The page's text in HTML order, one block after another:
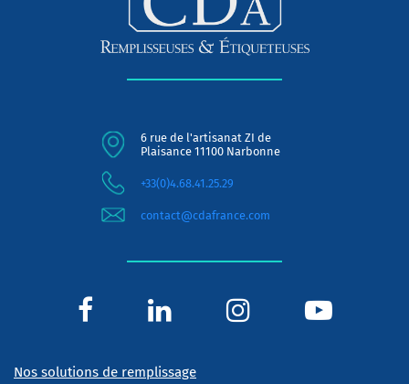
6 rue de l'artisanat ZI de
Plaisance 11100 Narbonne
+33(0)4.68.41.25.29
contact@cdafrance.com
Nos solutions de remplissage